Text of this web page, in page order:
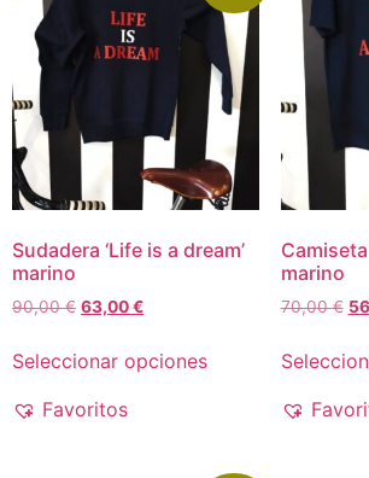
Sudadera ‘Life is a dream’
marino
90,00€ 63,00€
Seleccionar opciones
Favoritos
Camiseta
marino
70,00€